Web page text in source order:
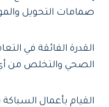
صمامات التحويل
القدرة الفائقة في
الصحي والتخلص من
القيام بأعمال